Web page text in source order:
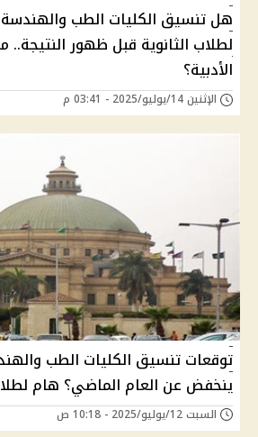
هل تنسيق الكليات الطب
لطلاب الثانوية قبل ظهور النتيجة..
الأدبية؟
الإثنين 14/يوليو/2025 - 03:41 م
ينخفض عن العام الماضي؟ هام
السبت 12/يوليو/2025 - 10:18 ص